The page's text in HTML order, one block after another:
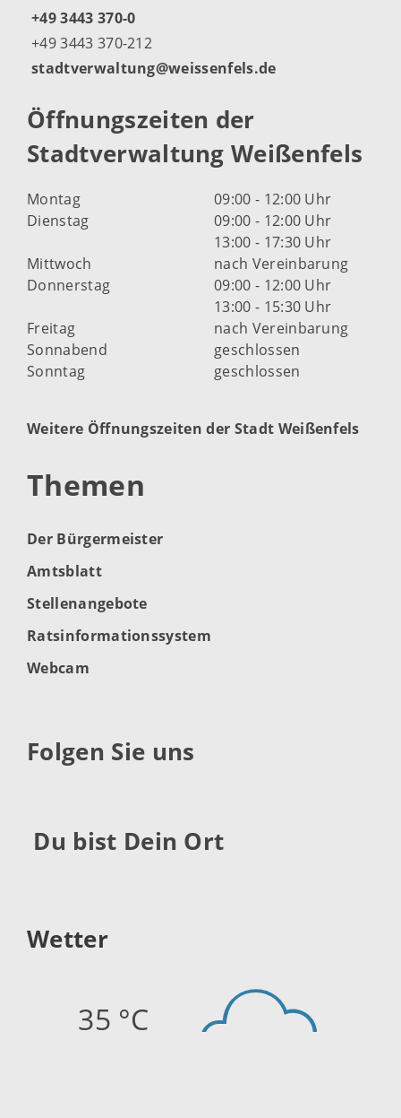
+49 3443 370-0
+49 3443 370-212
stadtverwaltung@weissenfels.de
Öffnungszeiten der
Stadtverwaltung Weißenfels
Montag
09:00 - 12:00 Uhr
Dienstag
09:00 - 12:00 Uhr
13:00 - 17:30 Uhr
Mittwoch
nach Vereinbarung
Donnerstag
09:00 - 12:00 Uhr
13:00 - 15:30 Uhr
Freitag
nach Vereinbarung
Sonnabend
geschlossen
Sonntag
geschlossen
Weitere Öffnungszeiten der Stadt Weißenfels
Themen
Der Bürgermeister
Amtsblatt
Stellenangebote
Ratsinformationssystem
Webcam
Folgen Sie uns
Du bist Dein Ort
Wetter
35 °C